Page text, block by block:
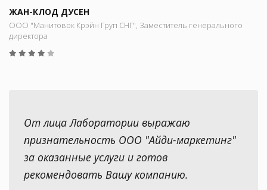
ЖАН-КЛОД ДУСЕН
ООО "Манитовок Крэйн Груп СНГ", Заместитель генерального
директора
От лица Лаборатории выражаю
признательность ООО "Айди-маркетинг"
за оказанные услуги и готов
рекомендовать Вашу компанию.